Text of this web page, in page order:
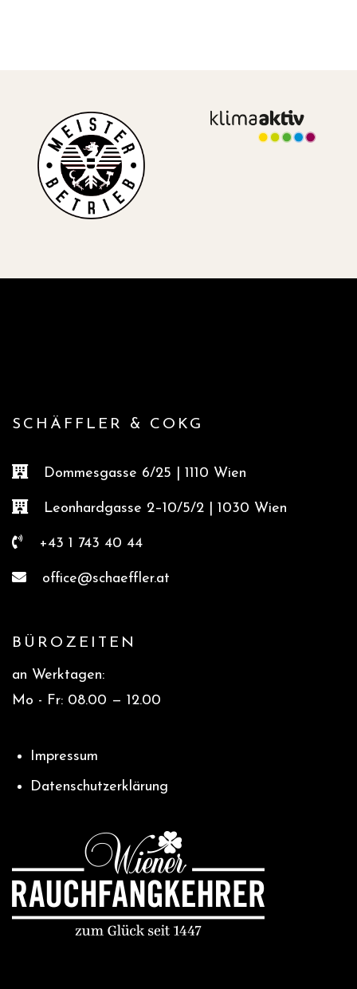
SCHÄFFLER & COKG
Dommesgasse 6/25 | 1110 Wien
Leonhardgasse 2–10/5/2 | 1030 Wien
+43 1 743 40 44
office@schaeffler.at
BÜROZEITEN
an Werktagen:
Mo - Fr: 08.00 — 12.00
Impressum
Datenschutzerklärung